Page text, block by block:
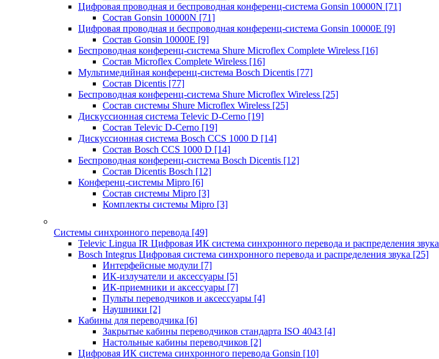
Цифровая проводная и беспроводная конференц-система Gonsin 10000N [71]
Состав Gonsin 10000N [71]
Цифровая проводная и беспроводная конференц-система Gonsin 10000E [9]
Состав Gonsin 10000E [9]
Беспроводная конференц-система Shure Microflex Complete Wireless [16]
Состав Microflex Complete Wireless [16]
Мультимедийная конференц-система Bosch Dicentis [77]
Состав Dicentis [77]
Беспроводная конференц-система Shure Microflex Wireless [25]
Состав системы Shure Microflex Wireless [25]
Дискуссионная система Televic D-Cerno [19]
Состав Televic D-Cerno [19]
Дискуссионная система Bosch CCS 1000 D [14]
Состав Bosch CCS 1000 D [14]
Беспроводная конференц-система Bosch Dicentis [12]
Состав Dicentis Bosch [12]
Конференц-системы Mipro [6]
Состав системы Mipro [3]
Комплекты системы Mipro [3]
Системы синхронного перевода [49]
Televic Lingua IR Цифровая ИК система синхронного перевода и распределения звука
Bosch Integrus Цифровая система синхронного перевода и распределения звука [25]
Интерфейсные модули [7]
ИК-излучатели и аксессуары [5]
ИК-приемники и аксессуары [7]
Пульты переводчиков и аксессуары [4]
Наушники [2]
Кабины для переводчика [6]
Закрытые кабины переводчиков стандарта ISO 4043 [4]
Настольные кабины переводчиков [2]
Цифровая ИК система синхронного перевода Gonsin [10]